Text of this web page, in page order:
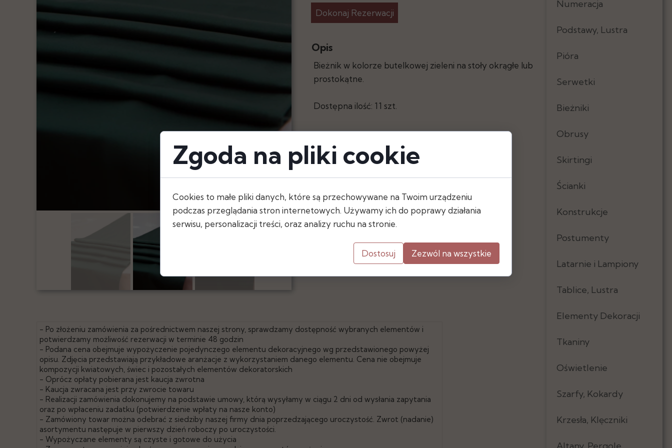
Pióra Oświetlenie
Szarfy, Kokardy
Numeracja
Podstawy, Lustra
Pióra
Serwetki
Bieżniki
Obrusy
Skirtingi
Ścianki
Konstrukcje
Postumenty
Latarnie i Lampiony
Tablice, Lustra
Elementy Dekoracji
Tkaniny
Oświetlenie
Szarfy, Kokardy
Krzesła, Klęczniki
Dokonaj Rezerwacji
- Po złożeniu zamówienia za pośrednictwem naszej strony, sprawdzamy dostępność wybranych elementów i
potwierdzamy możliwość rezerwacji w terminie 48 godzin
- Podana cena obejmuje wypożyczenie pojedynczego elementu dekoracyjnego wg przedstawionego powyżej
opisu. Zdjęcia przedstawiają przykładowe aranżacje z wykorzystaniem danego elementu. Cena nie obejmuje
kompozycji kwiatowych, świec i pozostałych elementów dekoratorskich
- Oprócz opłaty pobierana jest kaucja zwrotna
- Kaucja zwracana jest przy zwrocie towaru
- Realizacji zamówienia dokonujemy na podstawie umowy, którą wysyłamy w ciągu 2 dni od wysłania zapytania
oraz po wpłaceniu zadatku (potwierdzenie wpłaty na nasze konto)
- Zamówiony towar można odebrać z siedziby naszej firmy dnia poprzedzającego uroczystość. Zwrot (nadanie)
asortymentu następuje w pierwszy dzień roboczy po uroczystości.
- Wypożyczane elementy są czyste i gotowe do użycia
Opis
Bieżnik w kolorze butelkowej zieleni na stoły okrągłe lub
prostokątne.
Dostępna ilość: 11 szt.
- długość 300 cm
- szerokość: 33 cm
Zgoda na pliki cookie
Cookies to małe pliki danych, które są przechowywane na Twoim urządzeniu
podczas przeglądania stron internetowych. Używamy ich do poprawy działania
serwisu, personalizacji treści, oraz analizy ruchu na stronie.
Dostosuj Zezwól na wszystkie